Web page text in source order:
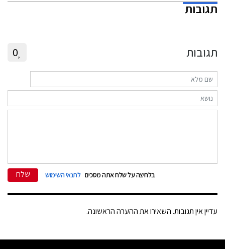
תגובות
תגובות 0
בלחיצה על שלח אתה מסכים לתנאי השימוש שלח
עדיין אין תגובות. השאירו את ההערה הראשונה.